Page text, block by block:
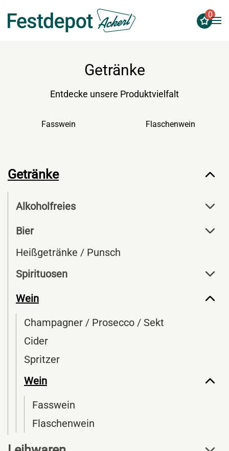
Zum Hauptinhalt springen
0
Getränke
Entdecke unsere Produktvielfalt
Fasswein Flaschenwein
Getränke
Alkoholfreies
Bier
Heißgetränke / Punsch
Spirituosen
Wein
Champagner / Prosecco / Sekt
Cider
Spritzer
Wein
Fasswein
Flaschenwein